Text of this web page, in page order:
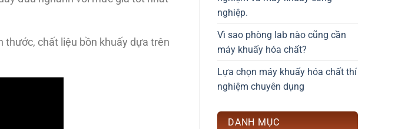
thước, chất liệu bồn khuấy dựa trên
nghiệp.
Vì sao phòng lab nào cũng cần
máy khuấy hóa chất?
Lựa chọn máy khuấy hóa chất thí
nghiệm chuyên dụng
DANH MỤC